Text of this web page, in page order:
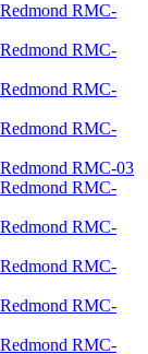
RMC-
RMC-
RMC-
RMC-
RMC-03
RMC-
RMC-
RMC-
RMC-
RMC-